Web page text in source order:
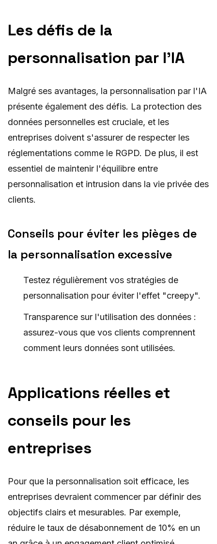
Les défis de la
personnalisation par l'IA
Malgré ses avantages, la personnalisation par l'IA
présente également des défis. La protection des
données personnelles est cruciale, et les
entreprises doivent s'assurer de respecter les
réglementations comme le RGPD. De plus, il est
essentiel de maintenir l'équilibre entre
personnalisation et intrusion dans la vie privée des
clients.
Conseils pour éviter les pièges de
la personnalisation excessive
Testez régulièrement vos stratégies de
personnalisation pour éviter l'effet "creepy".
Transparence sur l'utilisation des données :
assurez-vous que vos clients comprennent
comment leurs données sont utilisées.
Applications réelles et
conseils pour les
entreprises
Pour que la personnalisation soit efficace, les
entreprises devraient commencer par définir des
objectifs clairs et mesurables. Par exemple,
réduire le taux de désabonnement de 10% en un